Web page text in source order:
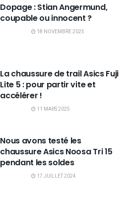
Dopage : Stian Angermund,
coupable ou innocent ?
18 NOVEMBRE 2025
La chaussure de trail Asics Fuji
Lite 5 : pour partir vite et
accélérer !
11 MARS 2025
Nous avons testé les
chaussure Asics Noosa Tri 15
pendant les soldes
17 JUILLET 2024